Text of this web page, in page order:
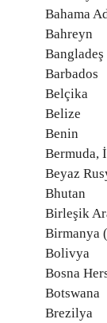
Bahama
Bahreyn
Bangladeş
Barbados
Belçika
Belize
Benin
Bermuda,
Beyaz
Bhutan
Birleşik
Birmanya
Bolivya
Bosna
Botswana
Brezilya